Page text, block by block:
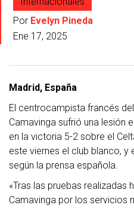
Por Evelyn Pineda
Ene 17, 2025
Madrid, España
El centrocampista francés
Camavinga sufrió una lesión
en la victoria 5-2 sobre el
este viernes el club blanco, y
según la prensa española.
«Tras las pruebas realizadas
Camavinga por los servicios